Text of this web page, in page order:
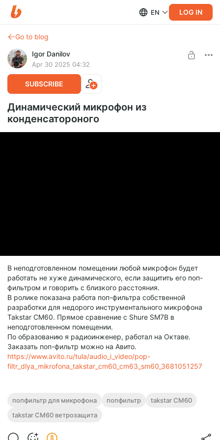
EN LOG IN
Go to blog
Igor Danilov
Apr 30 2025 04:32
SUBSCRIBE
Динамический микрофон из
конденсатороного
В неподготовленном помещении любой микрофон будет
работать не хуже динамического, если защитить его поп-
фильтром и говорить с близкого расстояния.
В ролике показана работа поп-фильтра собственной
разработки для недорого инструментального микрофона
Takstar CM60. Прямое сравнение с Shure SM7B в
неподготовленном помещении.
По образованию я радиоинженер, работал на Октаве.
Заказать поп-фильтр можно на Авито.
https://www.avito.ru/tula/audio_i_video/pop-
filtr_dlya_mikrofona_takstar_cm60_cm63_sm60_3681051257
попфильтр для микрофона попфильтр
takstar CM60
takstar CM60 ветрозащита